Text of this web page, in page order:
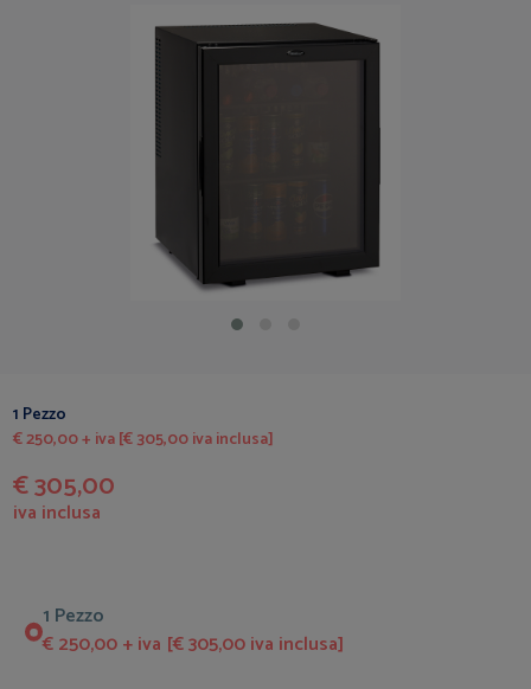
1 Pezzo
€ 250,00 + iva [€ 305,00 iva inclusa]
€ 305,00
iva inclusa
1 Pezzo
€ 250,00 + iva [€ 305,00 iva inclusa]